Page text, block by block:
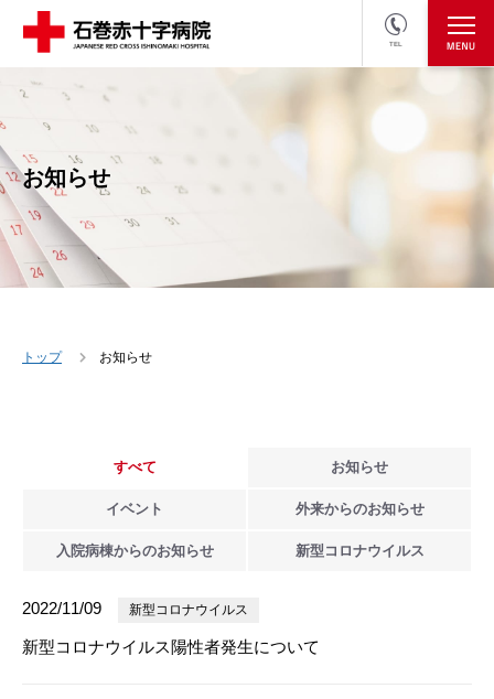
TEL
医療関係者の方
お知らせ
トップ お知らせ
すべて お知らせ
イベント 外来からのお知らせ
入院病棟からのお知らせ 新型 コロナウイルス
2022/11/09 新型コロナウイルス
新型コロナウイルス陽性者発生について